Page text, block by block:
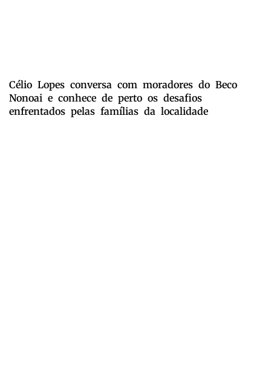
Célio Lopes conversa com moradores do Beco
Nonoai e conhece de perto os desafios
enfrentados pelas famílias da localidade